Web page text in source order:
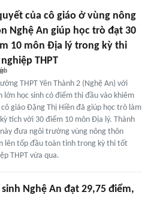
của cô giáo ở vùng nông
Nghệ An giúp học trò đạt 30
10 môn Địa lý trong kỳ thi
THPT
THPT Yên Thành 2 (Nghệ An) với
lớn học sinh có điểm thi đầu vào khiêm
giáo Đặng Thị Hiền đã giúp học trò làm
tích với 30 điểm 10 môn Địa lý. Thành
đưa ngôi trường vùng nông thôn
lên tốp đầu toàn tỉnh trong kỳ thi tốt
THPT vừa qua.
sinh Nghệ An đạt 29,75 điểm,